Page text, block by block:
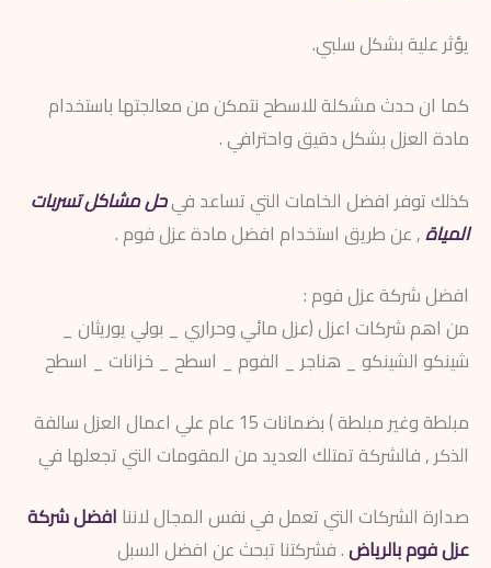
يؤثر علية بشكل سلبي.
كما ان حدث مشكلة للاسطح نتمكن من معالجتها باستخدام
مادة العزل بشكل دقيق واحترافي .
كذلك توفر افضل الخامات التي تساعد فيحل مشاكل تسربات
المياة, عن طريق استخدام افضل مادة عزل فوم .
افضل شركة عزل فوم :
من اهم شركات اعزل (عزل مائي وحراري _ بولي يوريثان _
شينكو الشينكو _ هناجر _ الفوم _ اسطح _ خزانات _ اسطح
مبلطة وغير مبلطة ) بضمانات 15 عام علي اعمال العزل سالفة
الذكر , فالشركة تمتلك العديد من المقومات التي تجعلها في
صدارة الشركات التي تعمل في نفس المجال لاننا افضل شركة
عزل فوم بالرياض. فشركتنا تبحث عن افضل السبل